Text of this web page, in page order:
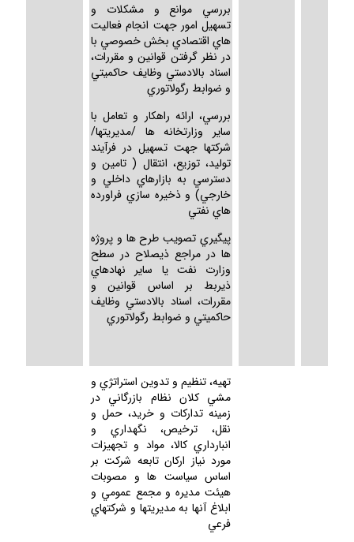
بررسي موانع و مشكلات و
تسهيل امور جهت انجام فعاليت
هاي اقتصادي بخش خصوصي با
در نظر گرفتن قوانين و مقررات،
اسناد بالادستي وظايف حاكميتي
و ضوابط رگولاتوري
بررسي، ارائه راهكار و تعامل با
ساير وزارتخانه ها /مديريتها/
شركتها جهت تسهيل در فرآيند
توليد، توزيع، انتقال ( تامين و
دسترسي به بازارهاي داخلي و
خارجي) و ذخيره سازي فراورده
هاي نفتي
پيگيري تصويب طرح ها و پروژه
ها در مراجع ذيصلاح در سطح
وزارت نفت يا ساير نهادهاي
ذيربط بر اساس قوانين و
مقررات، اسناد بالادستي وظايف
حاكميتي و ضوابط رگولاتوري
تهيه، تنظيم و تدوين استراتژي و
مشي كلان نظام بازرگاني در
زمينه تداركات و خريد، حمل و
نقل، ترخيص، نگهداري و
انبارداري كالا، مواد و تجهيزات
مورد نياز اركان تابعه شركت بر
اساس سياست ها و مصوبات
هيئت مديره و مجمع عمومي و
ابلاغ آنها به مديريتها و شركتهاي
فرعي